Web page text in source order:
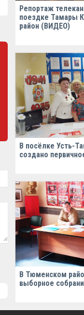
Репортаж
поездке Тамары
район (ВИДЕО)
В посёлке Усть-
создано
В Тюменском
выборное